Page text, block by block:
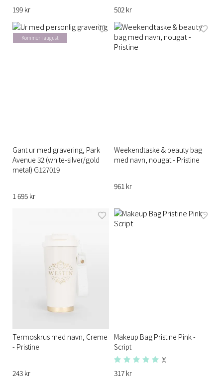
199 kr 502 kr
Kommer i august
Gant ur med gravering, Park
Avenue 32 (white-silver/gold
metal) G127019
1 695 kr
Weekendtaske & beauty bag
med navn, nougat - Pristine
961 kr
Termoskrus med navn, Creme
- Pristine
243 kr
Makeup Bag Pristine Pink -
Script
(8)
317 kr